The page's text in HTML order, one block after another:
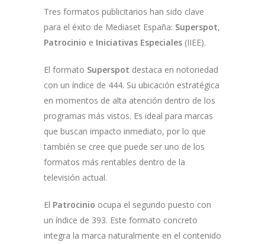
Tres formatos publicitarios han sido clave
para el éxito de Mediaset España: Superspot,
Patrocinio e Iniciativas Especiales (IIEE).
El formato Superspot destaca en notoriedad
con un índice de 444. Su ubicación estratégica
en momentos de alta atención dentro de los
programas más vistos. Es ideal para marcas
que buscan impacto inmediato, por lo que
también se cree que puede ser uno de los
formatos más rentables dentro de la
televisión actual.
El Patrocinio ocupa el segundo puesto con
un índice de 393. Este formato concreto
integra la marca naturalmente en el contenido